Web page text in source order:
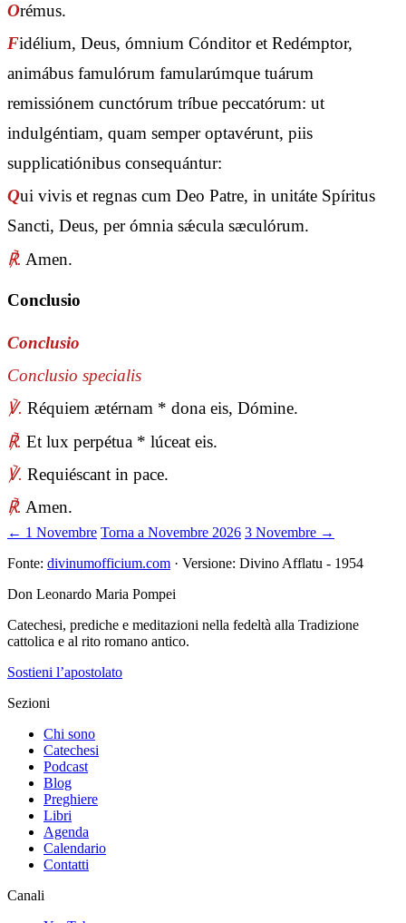
Orémus.
Fidélium, Deus, ómnium Cónditor et Redémptor,
animábus famulórum famularúmque tuárum
remissiónem cunctórum tríbue peccatórum: ut
indulgéntiam, quam semper optavérunt, piis
supplicatiónibus consequántur:
Qui vivis et regnas cum Deo Patre, in unitáte Spíritus
Sancti, Deus, per ómnia sǽcula sæculórum.
℟. Amen.
Conclusio
Conclusio
Conclusio specialis
℣. Réquiem ætérnam * dona eis, Dómine.
℟. Et lux perpétua * lúceat eis.
℣. Requiéscant in pace.
℟. Amen.
← 1 Novembre Torna a Novembre 2026 3 Novembre →
Fonte: divinumofficium.com · Versione: Divino Afflatu - 1954
Don Leonardo Maria Pompei
Catechesi, prediche e meditazioni nella fedeltà alla Tradizione
cattolica e al rito romano antico.
Sostieni l’apostolato
Sezioni
Chi sono
Catechesi
Podcast
Blog
Preghiere
Libri
Agenda
Calendario
Contatti
Canali